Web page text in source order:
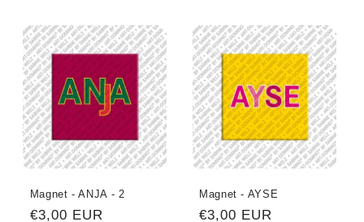
für
Default
Title
für
Default
Title
für
Default
Title
für
Title
Magnet - ANJA - 2
Normaler
€3,00 EUR
Magnet - AYSE
Normaler
€3,00 EUR